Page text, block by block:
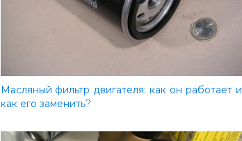
Масляный фильтр двигателя: как он работает и
как его заменить?